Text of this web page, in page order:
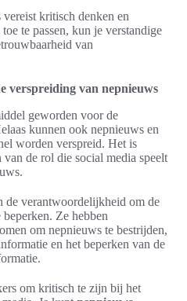
kritisch denken en
te passen, kun je verstandige
van
verspreiding van nepnieuws
geworden voor de
kunnen ook nepnieuws en
worden verspreid. Het is
de rol die social media speelt
de verantwoordelijkheid om de
Ze hebben
om nepnieuws te bestrijden,
en het beperken van de
om kritisch te zijn bij het